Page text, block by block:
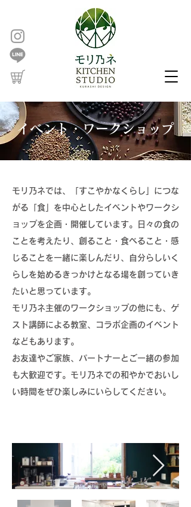
イベント・ワークショップ
モリ乃ネでは、「すこやかなくらし」につな
がる「食」を中心としたイベントやワークシ
ョップを企画・開催しています。
日々の食の
ことを考えたり、創ること・食べること・感
じることを一緒に楽しんだり、
自分らしいく
らしを始めるきっかけとなる場を創っていき
たいと思っています。
モリ乃ネ主催のワークショップの他にも、ゲ
スト講師による教室、コラボ企画のイベント
などもあります。
お友達やご家族、パートナーとご一緒の参加
も大歓迎です。モリ乃ネでの和やかでおいし
い時間をぜひ楽しみにいらしてください。